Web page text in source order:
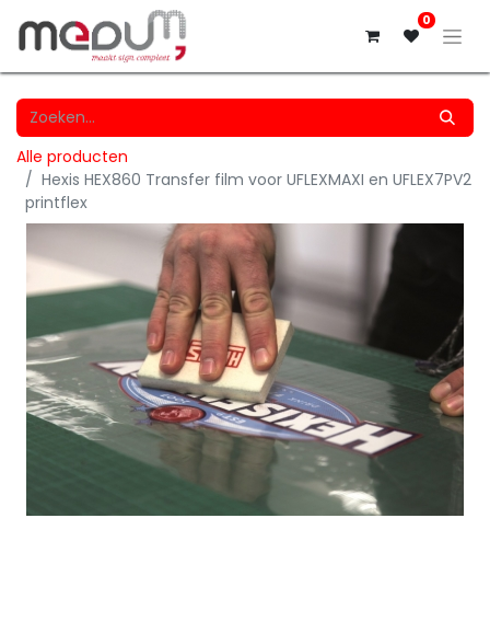
0
Alle producten
Hexis HEX860 Transfer film voor UFLEXMAXI en UFLEX7PV2
printflex